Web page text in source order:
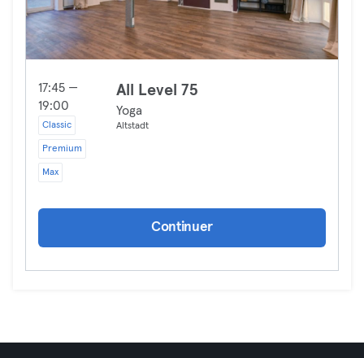
17:45 —
19:00
Classic
Premium
Max
All Level 75
Yoga
Altstadt
Continuer